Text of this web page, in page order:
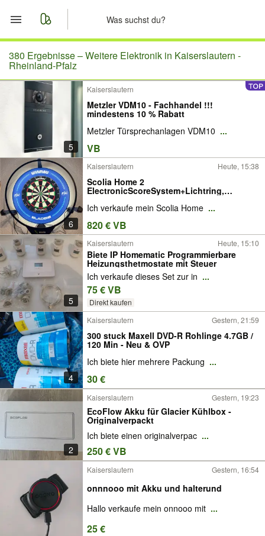
Start
Merkliste
Nachrichten
Anzeige aufgeben
380 Ergebnisse –Weitere Elektronik in Kaiserslautern -
Rheinland-Pfalz
5
Kaiserslautern
Metzler VDM10 - Fachhandel !!!
mindestens 10 % Rabatt
Metzler Türsprechanlagen VDM10 ...
VB
6
Kaiserslautern Heute, 15:38
Scolia Home 2
ElectronicScoreSystem+Lichtring,
Dartboard,Surround
Ich verkaufe mein Scolia Home ...
820 € VB
5
Kaiserslautern Heute, 15:10
Biete IP Homematic Programmierbare
Heizungsthetmostate mit Steuer
Ich verkaufe dieses Set zur in ...
75 € VB
Direkt kaufen
4
Kaiserslautern Gestern, 21:59
300 stuck Maxell DVD-R Rohlinge 4.7GB /
120 Min - Neu & OVP
Ich biete hier mehrere Packung ...
30 €
2
Kaiserslautern Gestern, 19:23
EcoFlow Akku für Glacier Kühlbox -
Originalverpackt
Ich biete einen originalverpac ...
250 € VB
Kaiserslautern Gestern, 16:54
onnnooo mit Akku und halterund
Hallo verkaufe mein onnooo mit ...
25 €